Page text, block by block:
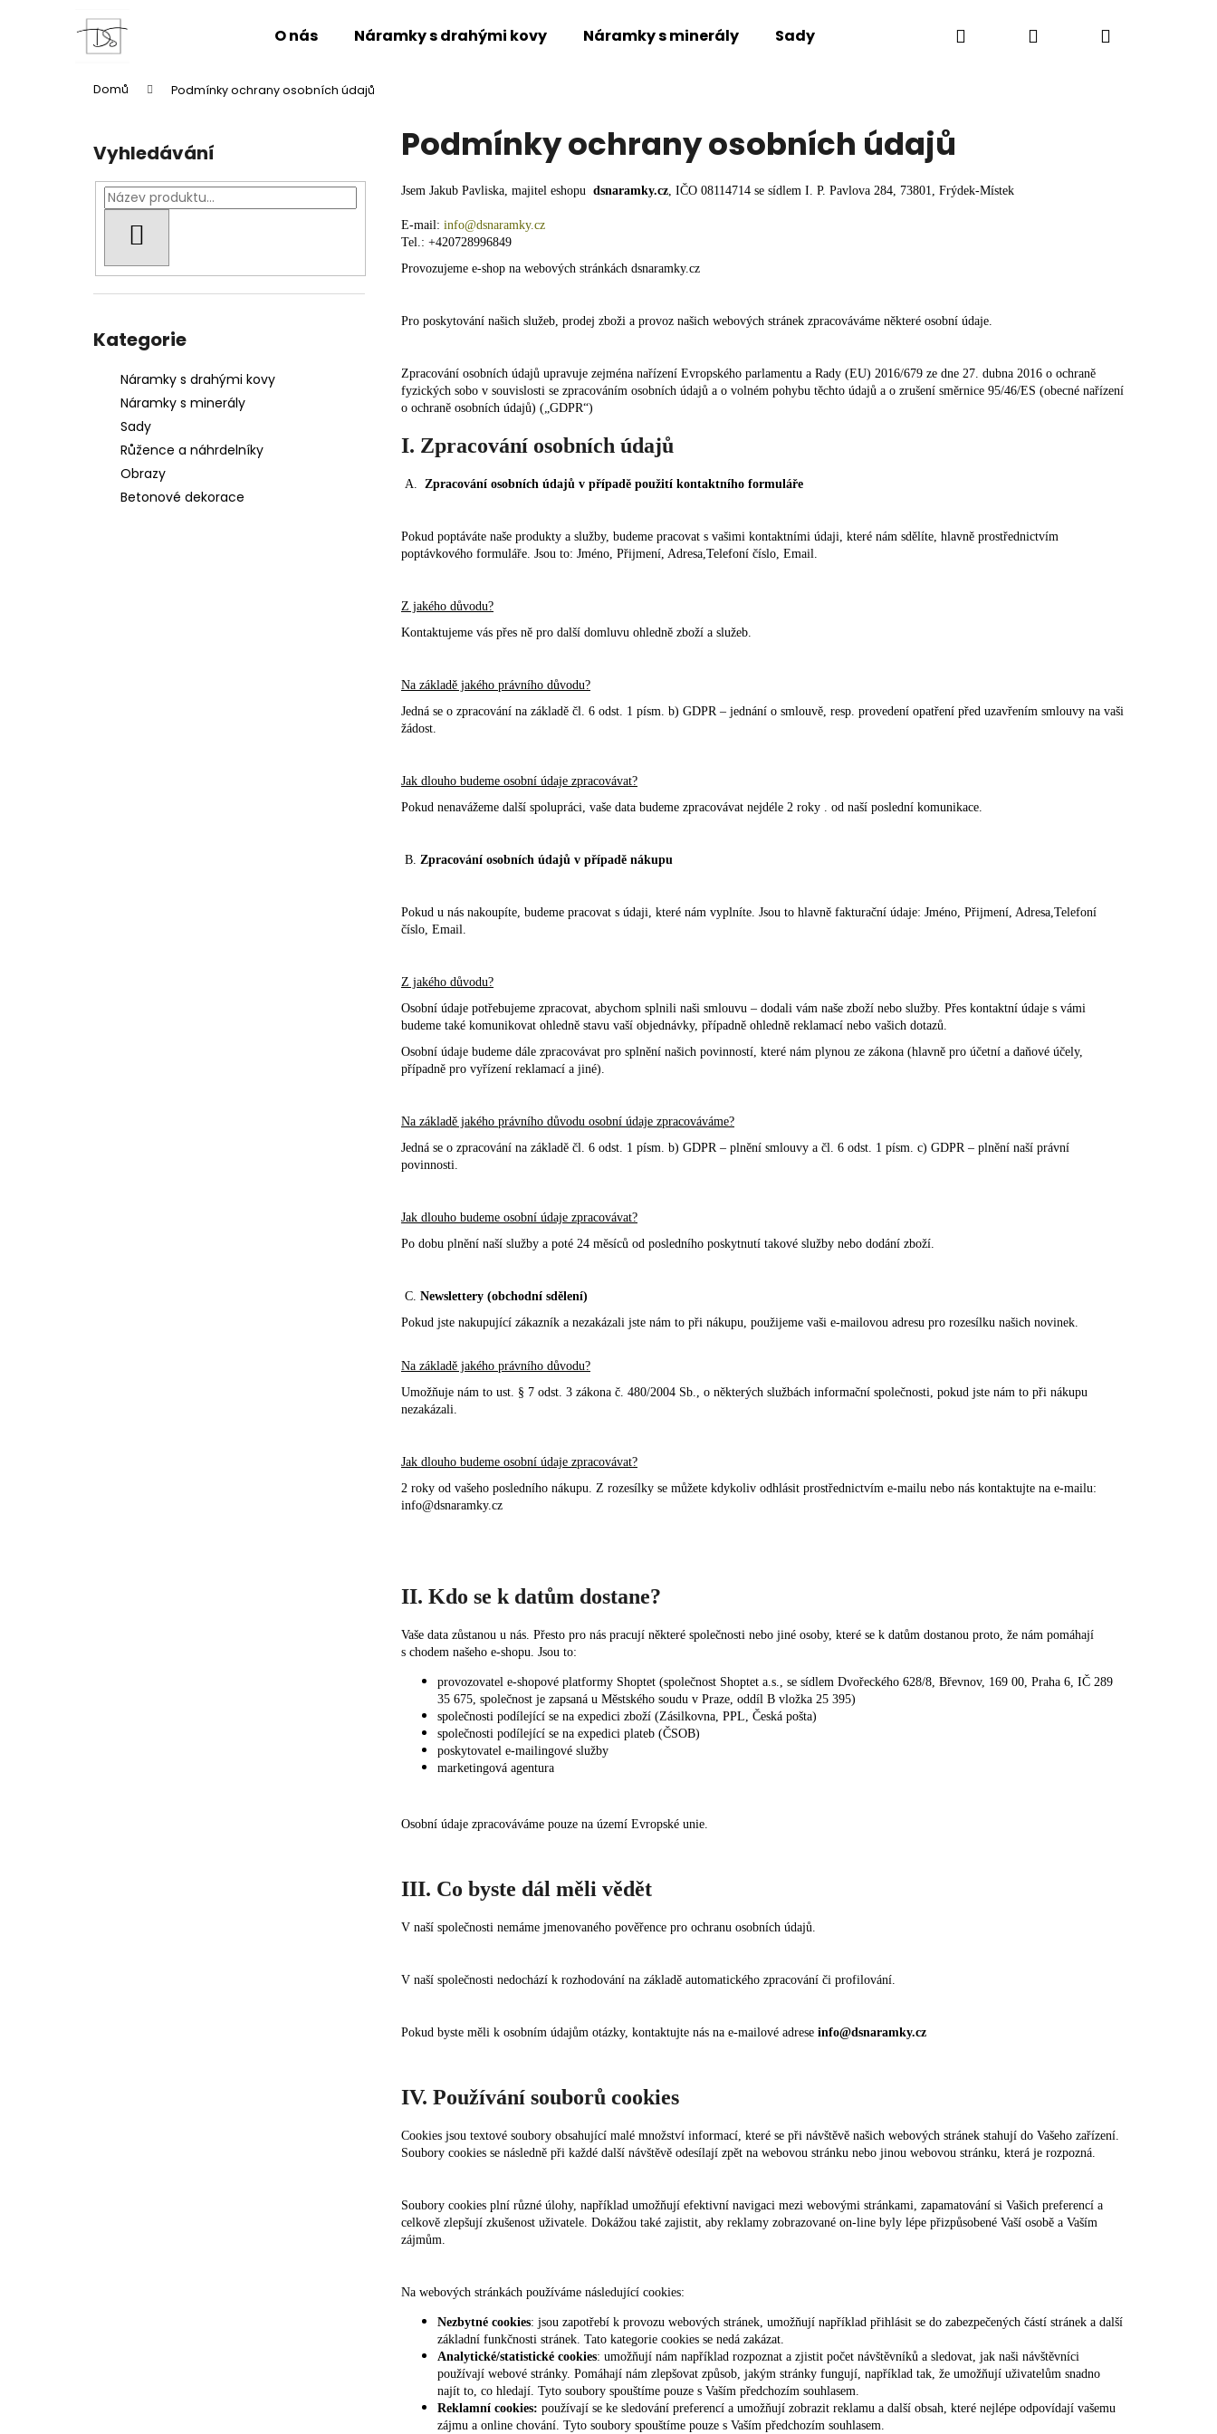
O nás Náramky s drahými kovy Náramky s minerály Sady Růžence a náhrdelníky Obrazy
Hledat PřihlášeníNákupní
Domů Podmínky ochrany osobních údajů
Vyhledávání
kategorie
Kategorie
Náramky s drahými kovy
Náramky s minerály
Sady
Růžence a náhrdelníky
Obrazy
Betonové dekorace
Podmínky ochrany osobních údajů
Jsem Jakub Pavliska, majitel eshopu dsnaramky.cz , IČO 08114714 se sídlem I. P. Pavlova 284, 73801, Frýdek-Místek
E-mail: info@dsnaramky.cz
Tel.: +420728996849
Provozujeme e-shop na webových stránkách dsnaramky.cz
Pro poskytování našich služeb, prodej zboži a provoz našich webových stránek zpracováváme některé osobní údaje.
Zpracování osobních údajů upravuje zejména nařízení Evropského parlamentu a Rady (EU) 2016/679 ze dne 27. dubna 2016 o ochraně
fyzických sobo v souvislosti se zpracováním osobních údajů a o volném pohybu těchto údajů a o zrušení směrnice 95/46/ES (obecné nařízení
o ochraně osobních údajů) („GDPR“)
I. Zpracování osobních údajů
A. Zpracování osobních údajů v případě použití kontaktního formuláře
Pokud poptáváte naše produkty a služby, budeme pracovat s vašimi kontaktními údaji, které nám sdělíte, hlavně prostřednictvím
poptávkového formuláře. Jsou to: Jméno, Přijmení, Adresa,Telefoní číslo, Email.
Z jakého důvodu?
Kontaktujeme vás přes ně pro další domluvu ohledně zboží a služeb.
Na základě jakého právního důvodu?
Jedná se o zpracování na základě čl. 6 odst. 1 písm. b) GDPR – jednání o smlouvě, resp. provedení opatření před uzavřením smlouvy na vaši
žádost.
Jak dlouho budeme osobní údaje zpracovávat?
Pokud nenavážeme další spolupráci, vaše data budeme zpracovávat nejdéle 2 roky . od naší poslední komunikace.
B. Zpracování osobních údajů v případě nákupu
Pokud u nás nakoupíte, budeme pracovat s údaji, které nám vyplníte. Jsou to hlavně fakturační údaje: Jméno, Přijmení, Adresa,Telefoní
číslo, Email.
Z jakého důvodu?
Osobní údaje potřebujeme zpracovat, abychom splnili naši smlouvu – dodali vám naše zboží nebo služby. Přes kontaktní údaje s vámi
budeme také komunikovat ohledně stavu vaší objednávky, případně ohledně reklamací nebo vašich dotazů.
Osobní údaje budeme dále zpracovávat pro splnění našich povinností, které nám plynou ze zákona (hlavně pro účetní a daňové účely,
případně pro vyřízení reklamací a jiné).
Na základě jakého právního důvodu osobní údaje zpracováváme?
Jedná se o zpracování na základě čl. 6 odst. 1 písm. b) GDPR – plnění smlouvy a čl. 6 odst. 1 písm. c) GDPR – plnění naší právní
povinnosti.
Jak dlouho budeme osobní údaje zpracovávat?
Po dobu plnění naší služby a poté 24 měsíců od posledního poskytnutí takové služby nebo dodání zboží.
C. Newslettery (obchodní sdělení)
Pokud jste nakupující zákazník a nezakázali jste nám to při nákupu, použijeme vaši e-mailovou adresu pro rozesílku našich novinek.
Na základě jakého právního důvodu?
Umožňuje nám to ust. § 7 odst. 3 zákona č. 480/2004 Sb., o některých službách informační společnosti, pokud jste nám to při nákupu
nezakázali.
Jak dlouho budeme osobní údaje zpracovávat?
2 roky od vašeho posledního nákupu. Z rozesílky se můžete kdykoliv odhlásit prostřednictvím e-mailu nebo nás kontaktujte na e-mailu:
info@dsnaramky.cz
II. Kdo se k datům dostane?
Vaše data zůstanou u nás. Přesto pro nás pracují některé společnosti nebo jiné osoby, které se k datům dostanou proto, že nám pomáhají
s chodem našeho e-shopu. Jsou to:
provozovatel e-shopové platformy Shoptet (společnost Shoptet a.s., se sídlem Dvořeckého 628/8, Břevnov, 169 00, Praha 6, IČ 289
35 675, společnost je zapsaná u Městského soudu v Praze, oddíl B vložka 25 395)
společnosti podílející se na expedici zboží (Zásilkovna, PPL, Česká pošta)
společnosti podílející se na expedici plateb (ČSOB)
poskytovatel e-mailingové služby
marketingová agentura
Osobní údaje zpracováváme pouze na území Evropské unie.
III. Co byste dál měli vědět
V naší společnosti nemáme jmenovaného pověřence pro ochranu osobních údajů.
V naší společnosti nedochází k rozhodování na základě automatického zpracování či profilování.
Pokud byste měli k osobním údajům otázky, kontaktujte nás na e-mailové adrese info@dsnaramky.cz
IV. Používání souborů cookies
Cookies jsou textové soubory obsahující malé množství informací, které se při návštěvě našich webových stránek stahují do Vašeho zařízení.
Soubory cookies se následně při každé další návštěvě odesílají zpět na webovou stránku nebo jinou webovou stránku, která je rozpozná.
Soubory cookies plní různé úlohy, například umožňují efektivní navigaci mezi webovými stránkami, zapamatování si Vašich preferencí a
celkově zlepšují zkušenost uživatele. Dokážou také zajistit, aby reklamy zobrazované on-line byly lépe přizpůsobené Vaší osobě a Vaším
zájmům.
Na webových stránkách používáme následující cookies:
Nezbytné cookies: jsou zapotřebí k provozu webových stránek, umožňují například přihlásit se do zabezpečených částí stránek a další
základní funkčnosti stránek. Tato kategorie cookies se nedá zakázat.
Analytické/statistické cookies: umožňují nám například rozpoznat a zjistit počet návštěvníků a sledovat, jak naši návštěvníci
používají webové stránky. Pomáhají nám zlepšovat způsob, jakým stránky fungují, například tak, že umožňují uživatelům snadno
najít to, co hledají. Tyto soubory spouštíme pouze s Vaším předchozím souhlasem.
Reklamní cookies: používají se ke sledování preferencí a umožňují zobrazit reklamu a další obsah, které nejlépe odpovídají vašemu
zájmu a online chování. Tyto soubory spouštíme pouze s Vaším předchozím souhlasem.
Zpět
obchodu
Zpět
obchodu
HLEDAT